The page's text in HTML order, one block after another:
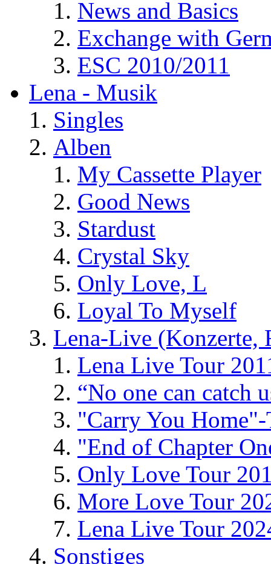
News and Basics
Exchange with
ESC 2010/2011
Lena - Musik
Singles
Alben
My Cassette Player
Good News
Stardust
Crystal Sky
Only Love, L
Loyal To Myself
Lena-Live (Konzerte,
Lena Live Tour
“No one can catch
"Carry You
"End of Chapter
Only Love Tour
More Love Tour
Lena Live Tour
Sonstiges